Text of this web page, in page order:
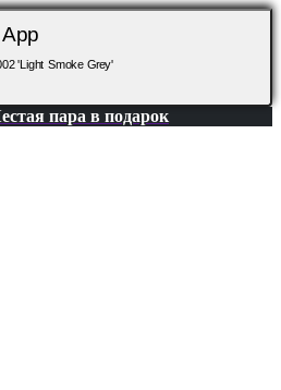
'Light Smoke Grey'
пара в подарок